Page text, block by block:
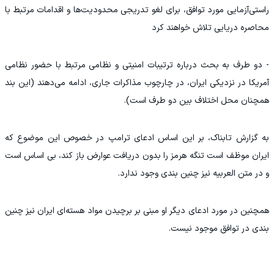
راستی‌آزمایی مورد توافق، برای لغو تدریجی محدودیت‌ها و اقدامات مرتبط با
محاصره دریایی تلاش خواهند کرد
- دو طرف به بحث درباره ترتیبات امنیتی و نظامی مرتبط با حضور نظامی
آمریکا در نزدیکی ایران، در چارچوب مذاکرات جاری، ادامه می‌دهند (این بند
همچنان محل اختلاف بین دو طرف است).
به گزارش تابناک، بر این اساس ادعای ترامپ در خصوص این موضوع که
ایران موظف است تنگه هرمز را بدون دریافت عوارض باز کند، بی اساس است
و در متن العربیه نیز چنین بندی وجود ندارد.
همچنین در مورد ادعای دیگر او مبنی بر برچیدن مواد هسته‌ای ایران نیز چنین
بندی در توافق موجود نیست.